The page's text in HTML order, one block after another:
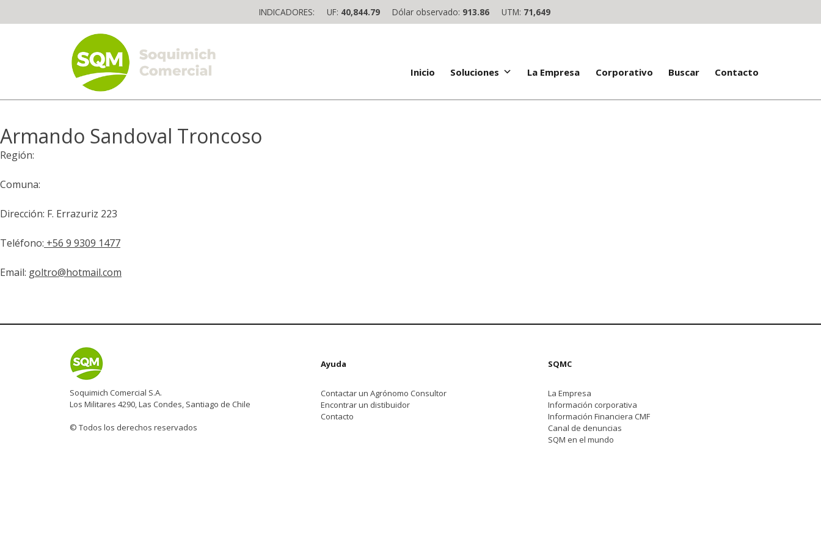
to
INDICADORES: UF: 40,844.79 Dólar observado: 913.86 UTM: 71,649
The worldwide business formula
Inicio Soluciones La Empresa Corporativo Buscar Contacto
Armando Sandoval Troncoso
Región:
Comuna:
Dirección: F. Errazuriz 223
Teléfono: +56 9 9309 1477
Email: goltro@hotmail.com
Soquimich Comercial S.A.
Los Militares 4290, Las Condes, Santiago de Chile
© Todos los derechos reservados
Ayuda
Contactar un Agrónomo Consultor
Encontrar un distibuidor
Contacto
SQMC
La Empresa
Información corporativa
Información Financiera CMF
Canal de denuncias
SQM en el mundo